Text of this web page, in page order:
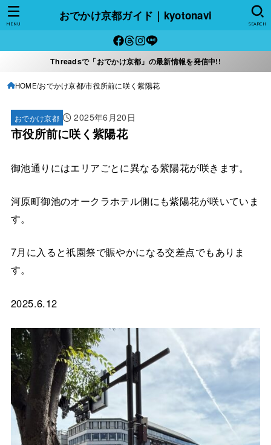
おでかけ京都ガイド｜kyotonavi
SEARCH
MENU
Threadsで「おでかけ京都」の最新情報を発信中!!
HOME おでかけ京都 市役所前に咲く紫陽花
おでかけ京都 2025年6月20日
市役所前に咲く紫陽花
御池通りにはエリアごとに異なる紫陽花が咲きます。
河原町御池のオークラホテル側にも紫陽花が咲いていま
す。
7月に入ると祇園祭で賑やかになる交差点でもありま
す。
2025.6.12